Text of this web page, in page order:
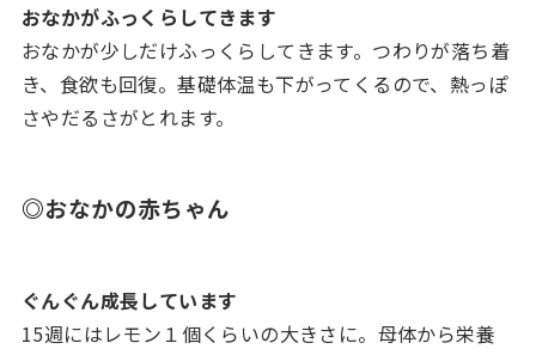
おなかがふっくらしてきます
おなかが少しだけふっくらしてきます。つわりが落ち着
き、食欲も回復。基礎体温も下がってくるので、熱っぽ
さやだるさがとれます。
◎おなかの赤ちゃん
ぐんぐん成長しています
15週にはレモン１個くらいの大きさに。母体から栄養